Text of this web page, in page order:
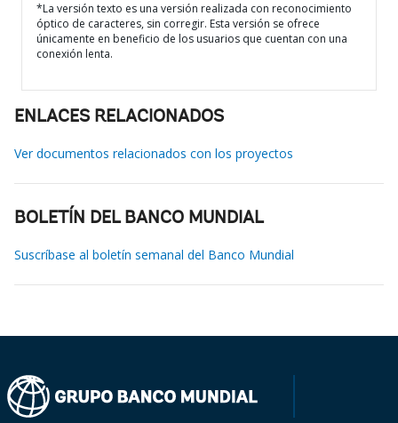
*La versión texto es una versión realizada con reconocimiento
óptico de caracteres, sin corregir. Esta versión se ofrece
únicamente en beneficio de los usuarios que cuentan con una
conexión lenta.
ENLACES RELACIONADOS
Ver documentos relacionados con los proyectos
BOLETÍN DEL BANCO MUNDIAL
Suscríbase al boletín semanal del Banco Mundial